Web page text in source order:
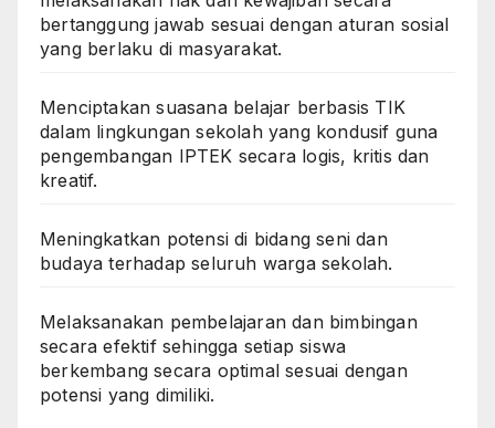
bertanggung jawab sesuai dengan aturan sosial
yang berlaku di masyarakat.
Menciptakan suasana belajar berbasis TIK
dalam lingkungan sekolah yang kondusif guna
pengembangan IPTEK secara logis, kritis dan
kreatif.
Meningkatkan potensi di bidang seni dan
budaya terhadap seluruh warga sekolah.
Melaksanakan pembelajaran dan bimbingan
secara efektif sehingga setiap siswa
berkembang secara optimal sesuai dengan
potensi yang dimiliki.